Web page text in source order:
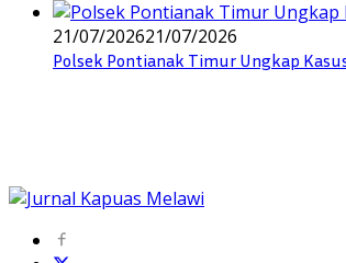
21/07/202621/07/2026
Polsek Pontianak Timur Ungkap